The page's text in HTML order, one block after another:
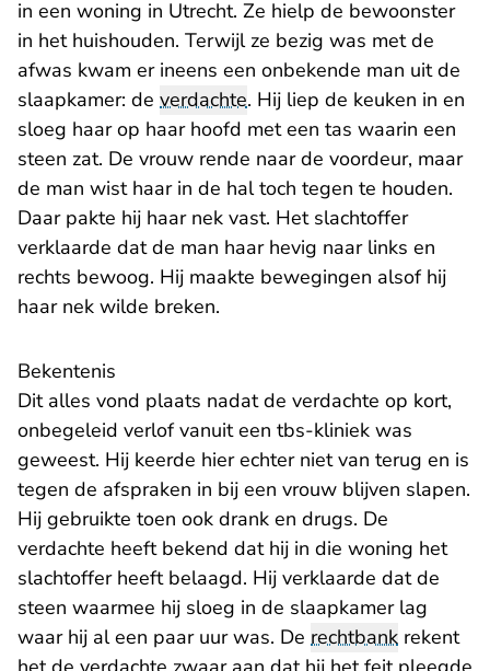
in een woning in Utrecht. Ze hielp de bewoonster
in het huishouden. Terwijl ze bezig was met de
afwas kwam er ineens een onbekende man uit de
slaapkamer: de verdachte. Hij liep de keuken in en
sloeg haar op haar hoofd met een tas waarin een
steen zat. De vrouw rende naar de voordeur, maar
de man wist haar in de hal toch tegen te houden.
Daar pakte hij haar nek vast. Het slachtoffer
verklaarde dat de man haar hevig naar links en
rechts bewoog. Hij maakte bewegingen alsof hij
haar nek wilde breken.
Bekentenis
Dit alles vond plaats nadat de verdachte op kort,
onbegeleid verlof vanuit een tbs-kliniek was
geweest. Hij keerde hier echter niet van terug en is
tegen de afspraken in bij een vrouw blijven slapen.
Hij gebruikte toen ook drank en drugs. De
verdachte heeft bekend dat hij in die woning het
slachtoffer heeft belaagd. Hij verklaarde dat de
steen waarmee hij sloeg in de slaapkamer lag
waar hij al een paar uur was. De rechtbank rekent